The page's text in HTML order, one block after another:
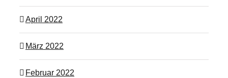
April 2022
März 2022
Februar 2022